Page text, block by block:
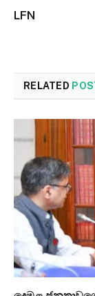
LFN
RELATED